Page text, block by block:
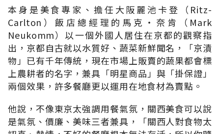
本身是美食專家、擔任大阪麗池卡登（Ritz-
Carlton）飯店總經理的馬克‧奈肯（Mark
Neukomm）以一個外國人居住在京都的觀察指
出，京都自古就以水質好、蔬菜新鮮聞名，「京漬
物」已有千年傳統，現在市場上販賣的蔬果都會標
上農耕者的名字，兼具「明星商品」與「掛保證」
兩個效果，許多餐廳更以運用在地食材為賣點。
他說，不像東京太強調用餐氣氛，關西美食可以說
是氣氛、價廉、美味三者兼具，「關西人對食物太